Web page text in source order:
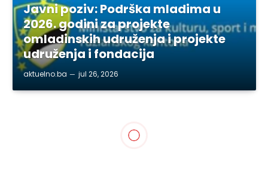
Javni poziv: Podrška mladima u
2026. godini za projekte
omladinskih udruženja i projekte
udruženja i fondacija
aktuelno.ba jul 26, 2026